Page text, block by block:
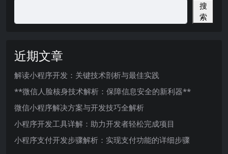
搜
索
近期文章
解读小程序开发：关键技术剖析与最佳实践
**微信人脸核身技术解析：保障信息安全的新利器**
微信小程序解决方案与开发技巧全解析
小程序开发工具详解：助力开发者轻松完成项目
小程序支付开发步骤解析：实现支付功能的详细步骤